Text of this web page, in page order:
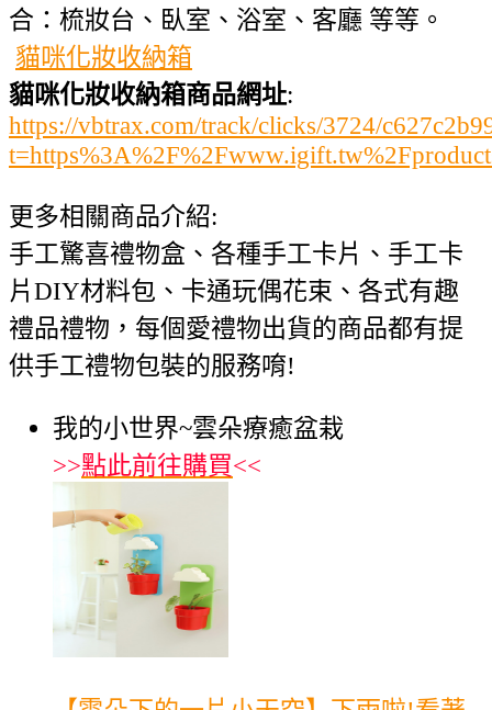
合：梳妝台、臥室、浴室、客廳 等等。
貓咪化妝收納箱
貓咪化妝收納箱商品網址:
https://vbtrax.com/track/clicks/3724/
更多相關商品介紹:
手工驚喜禮物盒、各種手工卡片、手工卡
片DIY材料包、卡通玩偶花束、各式有趣
禮品禮物，每個愛禮物出貨的商品都有提
供手工禮物包裝的服務唷!
我的小世界~雲朵療癒盆栽
>>點此前往購買<<